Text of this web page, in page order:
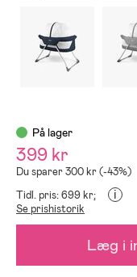
På lager
399 kr
Du sparer 300 kr (-43%)
Tidl. pris: 699 kr;
i
Se prishistorik
Læg i